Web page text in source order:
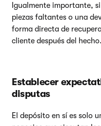
Igualmente importante,
piezas faltantes o una
forma directa de
cliente después del hecho.
Establecer
disputas
El depósito en sí es solo